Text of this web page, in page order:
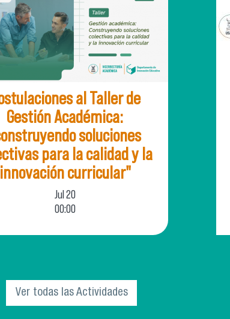
al Taller de
Gestión Académica:
soluciones
para la calidad y la
innovación curricular"
Jul 20
00:00
Ver todas las Actividades